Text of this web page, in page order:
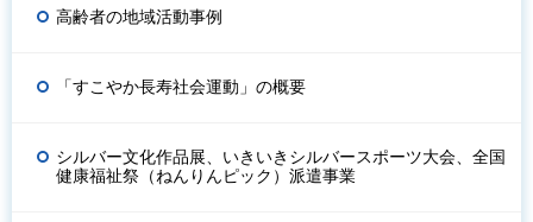
高齢者の地域活動事例
「すこやか長寿社会運動」の概要
シルバー文化作品展、いきいきシルバースポーツ大会、全国
健康福祉祭（ねんりんピック）派遣事業